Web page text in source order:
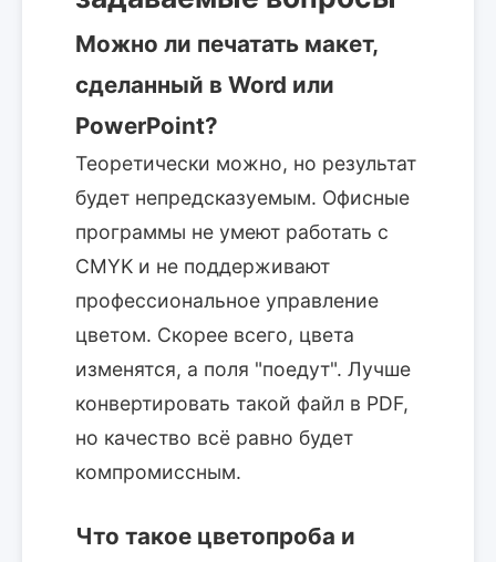
Можно ли печатать макет,
сделанный в Word или
PowerPoint?
Теоретически можно, но результат
будет непредсказуемым. Офисные
программы не умеют работать с
CMYK и не поддерживают
профессиональное управление
цветом. Скорее всего, цвета
изменятся, а поля "поедут". Лучше
конвертировать такой файл в PDF,
но качество всё равно будет
компромиссным.
Что такое цветопроба и